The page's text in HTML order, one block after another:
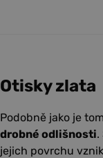
Otisky zlata
Podobně jako je
drobné odlišnosti.
jejich povrchu